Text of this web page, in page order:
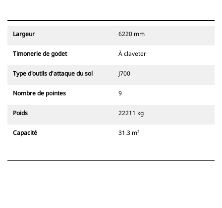
Largeur 6220 mm
Timonerie de godet À claveter
Type d'outils d'attaque du sol J700
Nombre de pointes 9
Poids 22211 kg
Capacité 31.3 m³